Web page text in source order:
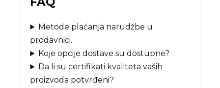
Metode plaćanja narudžbe u
prodavnici.
Koje opcije dostave su dostupne?
Da li su certifikati kvaliteta vaših
proizvoda potvrđeni?